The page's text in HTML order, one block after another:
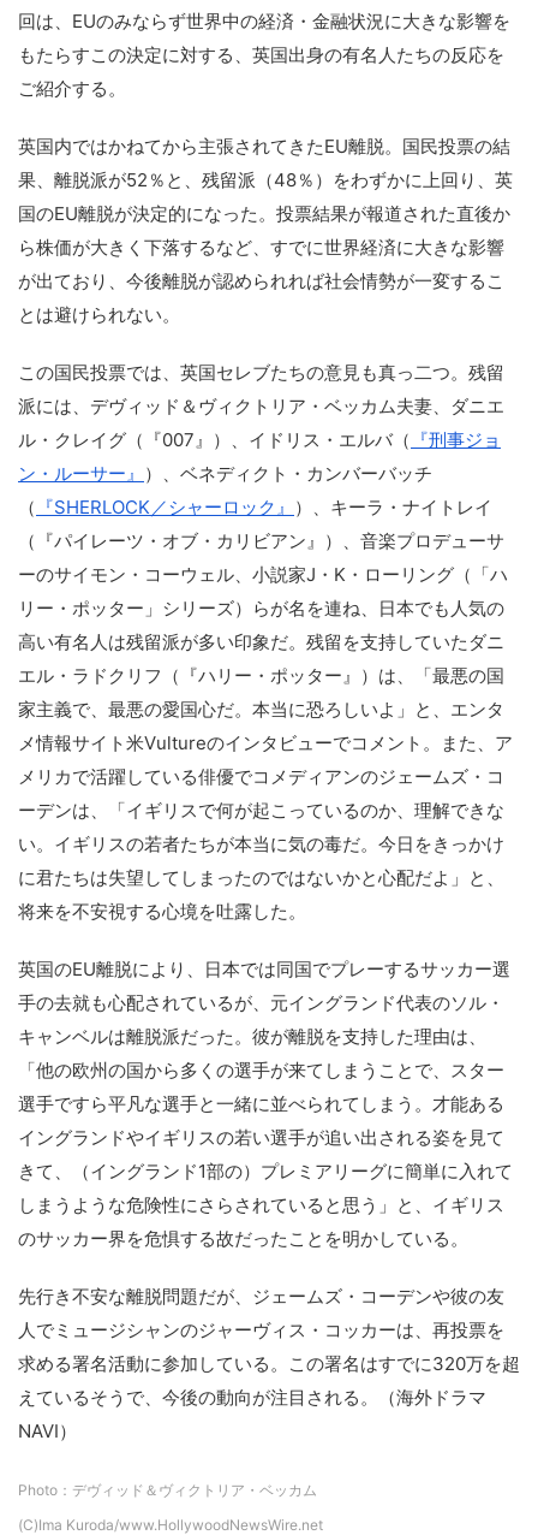
回は、EUのみならず世界中の経済・金融状況に大きな影響を
もたらすこの決定に対する、英国出身の有名人たちの反応を
ご紹介する。
英国内ではかねてから主張されてきたEU離脱。国民投票の結
果、離脱派が52％と、残留派（48％）をわずかに上回り、英
国のEU離脱が決定的になった。投票結果が報道された直後か
ら株価が大きく下落するなど、すでに世界経済に大きな影響
が出ており、今後離脱が認められれば社会情勢が一変するこ
とは避けられない。
この国民投票では、英国セレブたちの意見も真っ二つ。残留
派には、デヴィッド＆ヴィクトリア・ベッカム夫妻、ダニエ
ル・クレイグ（『007』）、イドリス・エルバ（ 『刑事ジョ
ン・ルーサー』 ）、ベネディクト・カンバーバッチ
（ 『SHERLOCK／シャーロック』 ）、キーラ・ナイトレイ
（『パイレーツ・オブ・カリビアン』）、音楽プロデューサ
ーのサイモン・コーウェル、小説家J・K・ローリング（「ハ
リー・ポッター」シリーズ）らが名を連ね、日本でも人気の
高い有名人は残留派が多い印象だ。残留を支持していたダニ
エル・ラドクリフ（『ハリー・ポッター』）は、「最悪の国
家主義で、最悪の愛国心だ。本当に恐ろしいよ」と、エンタ
メ情報サイト米Vultureのインタビューでコメント。また、ア
メリカで活躍している俳優でコメディアンのジェームズ・コ
ーデンは、「イギリスで何が起こっているのか、理解できな
い。イギリスの若者たちが本当に気の毒だ。今日をきっかけ
に君たちは失望してしまったのではないかと心配だよ」と、
将来を不安視する心境を吐露した。
英国のEU離脱により、日本では同国でプレーするサッカー選
手の去就も心配されているが、元イングランド代表のソル・
キャンベルは離脱派だった。彼が離脱を支持した理由は、
「他の欧州の国から多くの選手が来てしまうことで、スター
選手ですら平凡な選手と一緒に並べられてしまう。才能ある
イングランドやイギリスの若い選手が追い出される姿を見て
きて、（イングランド1部の）プレミアリーグに簡単に入れて
しまうような危険性にさらされていると思う」と、イギリス
のサッカー界を危惧する故だったことを明かしている。
先行き不安な離脱問題だが、ジェームズ・コーデンや彼の友
人でミュージシャンのジャーヴィス・コッカーは、再投票を
求める署名活動に参加している。この署名はすでに320万を超
えているそうで、今後の動向が注目される。（海外ドラマ
NAVI）
Photo：デヴィッド＆ヴィクトリア・ベッカム
(C)Ima Kuroda/www.HollywoodNewsWire.net